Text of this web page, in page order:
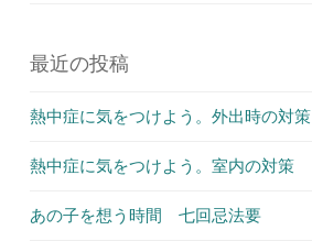
最近の投稿
熱中症に気をつけよう。外出時の対策
熱中症に気をつけよう。室内の対策
あの子を想う時間 七回忌法要